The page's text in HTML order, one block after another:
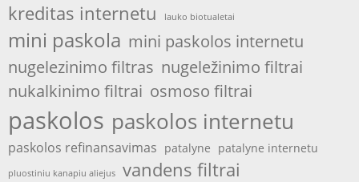
kreditas internetu lauko biotualetai
mini paskola mini paskolos internetu
nugelezinimo filtras nugeležinimo filtrai
nukalkinimo filtrai osmoso filtrai
paskolos paskolos internetu
paskolos refinansavimas patalyne patalyne internetu
pluostiniu kanapiu aliejus vandens filtrai